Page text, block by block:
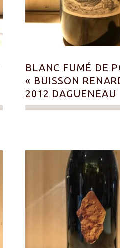
BLANC FUMÉ DE
« BUISSON
2012 DAGUENEAU